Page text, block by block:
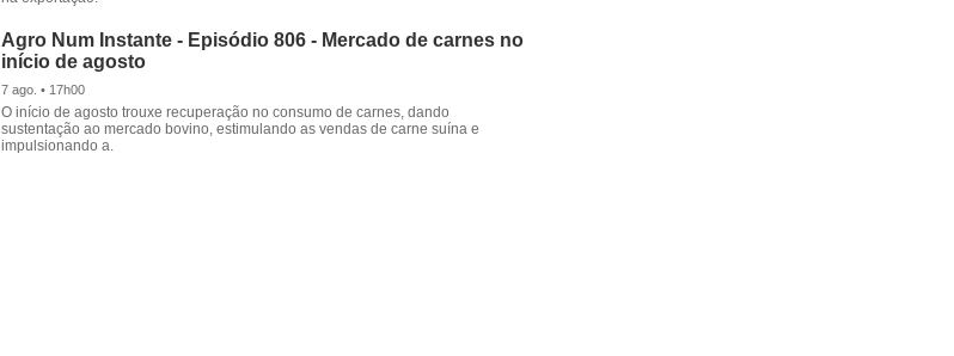
Agro Num Instante - Episódio 806 - Mercado de carnes no
início de agosto
7 ago. • 17h00
O início de agosto trouxe recuperação no consumo de carnes, dando
sustentação ao mercado bovino, estimulando as vendas de carne suína e
impulsionando a.